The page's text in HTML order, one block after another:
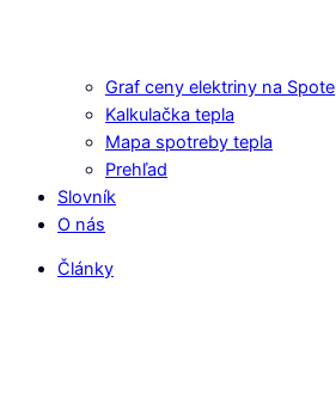
Graf ceny elektriny na Spote
Kalkulačka tepla
Mapa spotreby tepla
Prehľad
Slovník
O nás
Články